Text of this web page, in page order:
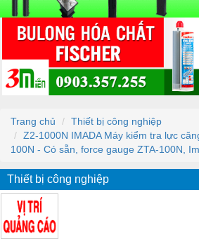
Trang chủ
Thiết bị công nghiệp
Z2-1000N IMADA Máy kiểm tra lực
100N - Có sẵn, force gauge ZTA-100N,
Thiết bị công nghiệp